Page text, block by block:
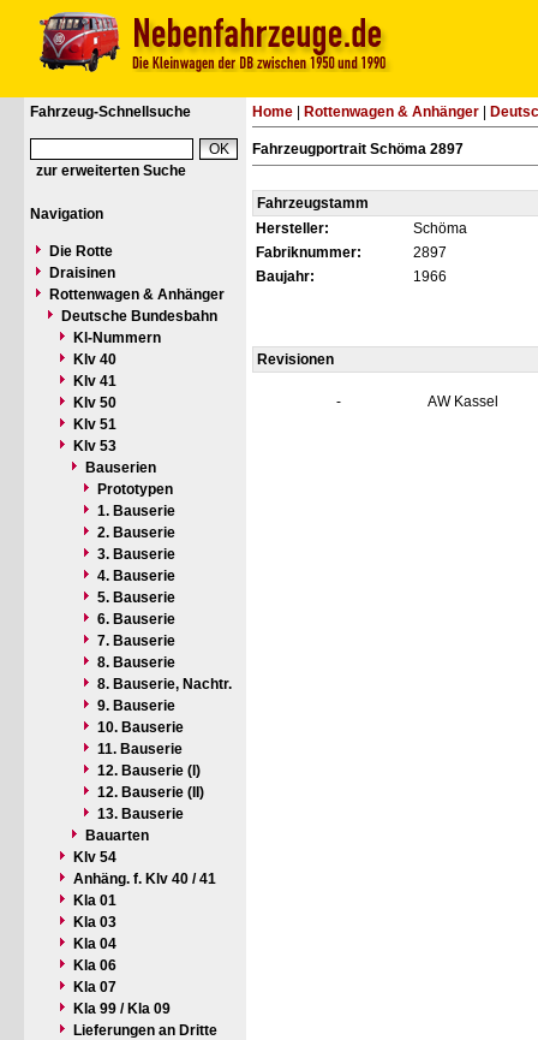
Fahrzeug-Schnellsuche
zur erweiterten Suche
Navigation
Die Rotte
Draisinen
Rottenwagen & Anhänger
Deutsche Bundesbahn
Kl-Nummern
Klv 40
Klv 41
Klv 50
Klv 51
Klv 53
Bauserien
Prototypen
1. Bauserie
2. Bauserie
3. Bauserie
4. Bauserie
5. Bauserie
6. Bauserie
7. Bauserie
8. Bauserie
8. Bauserie, Nachtr.
9. Bauserie
10. Bauserie
11. Bauserie
12. Bauserie (I)
12. Bauserie (II)
13. Bauserie
Bauarten
Klv 54
Anhäng. f. Klv 40 / 41
Kla 01
Kla 03
Kla 04
Kla 06
Kla 07
Kla 99 / Kla 09
Lieferungen an Dritte
Home Rottenwagen & Anhänger
Fahrzeugportrait Schöma 2897
Fahrzeugstamm
Hersteller:
Schöma
Fabriknummer:
2897
Baujahr:
1966
Revisionen
- AW Kassel